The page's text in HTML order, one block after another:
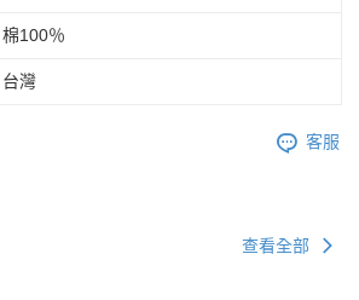
棉100％
台灣
客服
查看全部